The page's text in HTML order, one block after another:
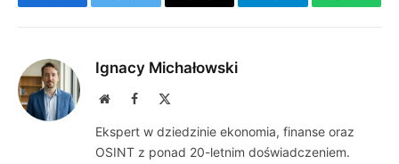
Facebook Twitter Email Telegram
Ignacy Michałowski
WebsiteFacebook
Ekspert w dziedzinie ekonomia, finanse oraz
OSINT z ponad 20-letnim doświadczeniem.